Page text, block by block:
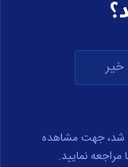
خیر
شد، جهت مشاهده
نمایید.